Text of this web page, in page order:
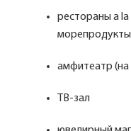
рестораны a la
амфитеатр (на
ТВ-зал